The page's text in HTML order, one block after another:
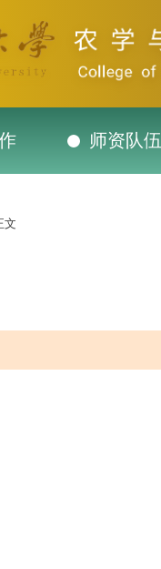
师资队伍
文